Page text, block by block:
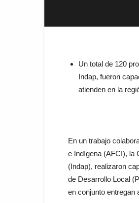
Un total de 120
Indap, fueron
atienden en la
En un trabajo
e Indígena (AFCI), la
(Indap), realizaron
de Desarrollo Local
en conjunto entregan